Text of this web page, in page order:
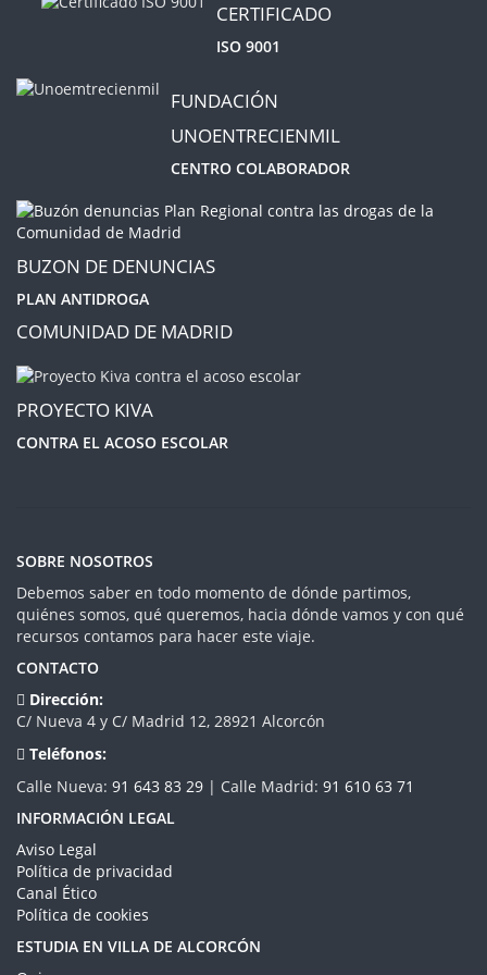
CERTIFICADO
ISO 9001
FUNDACIÓN
UNOENTRECIENMIL
CENTRO COLABORADOR
BUZON DE DENUNCIAS
PLAN ANTIDROGA
COMUNIDAD DE MADRID
PROYECTO KIVA
CONTRA EL ACOSO ESCOLAR
SOBRE NOSOTROS
Debemos saber en todo momento de dónde partimos,
quiénes somos, qué queremos, hacia dónde vamos y con qué
recursos contamos para hacer este viaje.
CONTACTO
Dirección:
C/ Nueva 4 y C/ Madrid 12, 28921 Alcorcón
Teléfonos:
Calle Nueva: 91 643 83 29 | Calle Madrid: 91 610 63 71
INFORMACIÓN LEGAL
Aviso Legal
Política de privacidad
Canal Ético
Política de cookies
ESTUDIA EN VILLA DE ALCORCÓN